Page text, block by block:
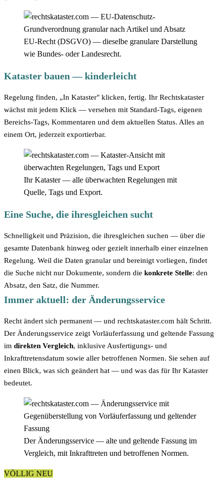
EU-Recht (DSGVO) — dieselbe granulare Darstellung
wie Bundes- oder Landesrecht.
Kataster bauen — kinderleicht
Regelung finden, „In Kataster" klicken, fertig. Ihr Rechtskataster
wächst mit jedem Klick — versehen mit Standard-Tags, eigenen
Bereichs-Tags, Kommentaren und dem aktuellen Status. Alles an
einem Ort, jederzeit exportierbar.
Ihr Kataster — alle überwachten Regelungen mit
Quelle, Tags und Export.
Eine Suche, die ihresgleichen sucht
Schnelligkeit und Präzision, die ihresgleichen suchen — über die
gesamte Datenbank hinweg oder gezielt innerhalb einer einzelnen
Regelung. Weil die Daten granular und bereinigt vorliegen, findet
die Suche nicht nur Dokumente, sondern die konkrete Stelle: den
Absatz, den Satz, die Nummer.
Immer aktuell: der Änderungsservice
Recht ändert sich permanent — und rechtskataster.com hält Schritt.
Der Änderungsservice zeigt Vorläuferfassung und geltende Fassung
im direkten Vergleich, inklusive Ausfertigungs- und
Inkrafttretensdatum sowie aller betroffenen Normen. Sie sehen auf
einen Blick, was sich geändert hat — und was das für Ihr Kataster
bedeutet.
Der Änderungsservice — alte und geltende Fassung im
Vergleich, mit Inkrafttreten und betroffenen Normen.
VÖLLIG NEU